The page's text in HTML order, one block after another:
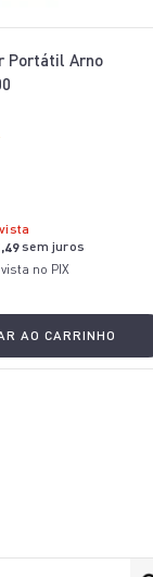
Portátil Arno
,49sem juros
no PIX
AO CARRINHO